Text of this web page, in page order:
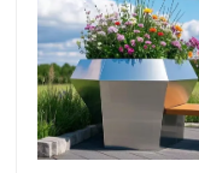
বাড়ি
পণ্য